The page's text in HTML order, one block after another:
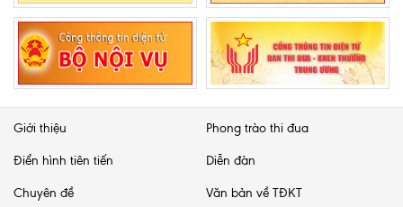
Giới thiệu Phong trào thi đua
Điển hình tiên tiến Diễn đàn
Chuyên đề Văn bản về TĐKT